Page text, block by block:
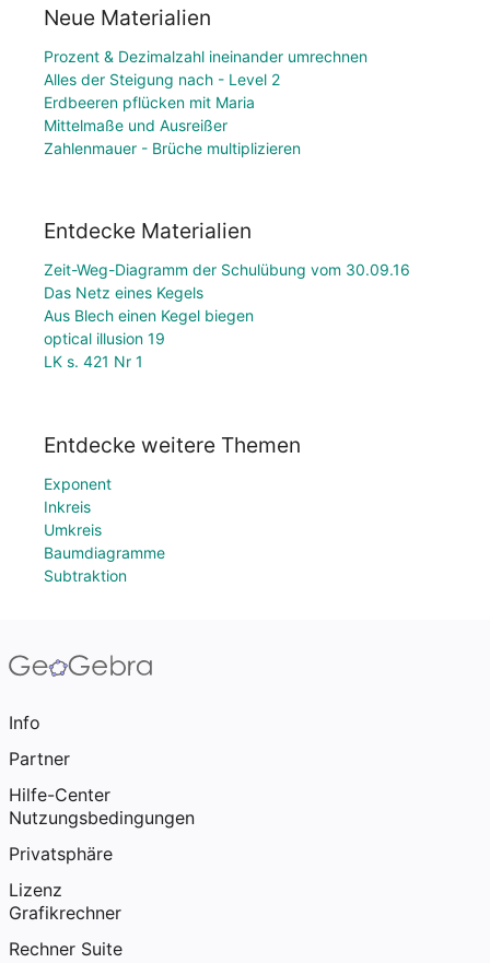
Neue Materialien
Prozent & Dezimalzahl ineinander umrechnen
Alles der Steigung nach - Level 2
Erdbeeren pflücken mit Maria
Mittelmaße und Ausreißer
Zahlenmauer - Brüche multiplizieren
Entdecke Materialien
Zeit-Weg-Diagramm der Schulübung vom 30.09.16
Das Netz eines Kegels
Aus Blech einen Kegel biegen
optical illusion 19
LK s. 421 Nr 1
Entdecke weitere Themen
Exponent
Inkreis
Umkreis
Baumdiagramme
Subtraktion
Info
Partner
Hilfe-Center
Nutzungsbedingungen
Privatsphäre
Lizenz
Grafikrechner
Rechner Suite